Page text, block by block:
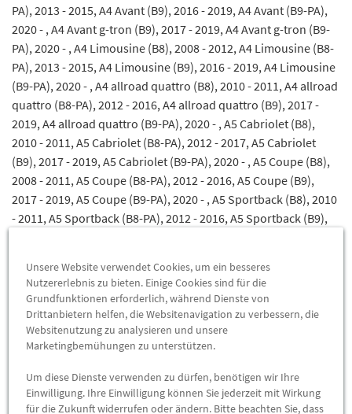
PA), 2013 - 2015, A4 Avant (B9), 2016 - 2019, A4 Avant (B9-PA),
2020 - , A4 Avant g-tron (B9), 2017 - 2019, A4 Avant g-tron (B9-
PA), 2020 - , A4 Limousine (B8), 2008 - 2012, A4 Limousine (B8-
PA), 2013 - 2015, A4 Limousine (B9), 2016 - 2019, A4 Limousine
(B9-PA), 2020 - , A4 allroad quattro (B8), 2010 - 2011, A4 allroad
quattro (B8-PA), 2012 - 2016, A4 allroad quattro (B9), 2017 -
2019, A4 allroad quattro (B9-PA), 2020 - , A5 Cabriolet (B8),
2010 - 2011, A5 Cabriolet (B8-PA), 2012 - 2017, A5 Cabriolet
(B9), 2017 - 2019, A5 Cabriolet (B9-PA), 2020 - , A5 Coupe (B8),
2008 - 2011, A5 Coupe (B8-PA), 2012 - 2016, A5 Coupe (B9),
2017 - 2019, A5 Coupe (B9-PA), 2020 - , A5 Sportback (B8), 2010
- 2011, A5 Sportback (B8-PA), 2012 - 2016, A5 Sportback (B9),
(C6-PA), 2009 - 2011, A6 Avant (C7), 2012 - 2014, A6 Avant (C7-
PA), 2015 - 2018, A6 Avant (C8), 2019 - , A6 Avant TFSI e (C8),
2020 - , A6 Limousine (C6-PA), 2009 - 2011, A6 Limousine (C7)
Hybrid, 2012 - 2014, A6 Limousine (C7), 2011 - 2014, A6
Limousine (C7-PA), 2015 - 2018, A6 Limousine (C8), 2019 - , A6
Limousine TFSI e (C8), 2020 - , A6 allroad quattro (C6-PA ), 2009
- 2011, A6 allroad quattro (C7), 2013 - 2014, A6 allroad quattro
(C7-PA), 2015 - 2018, A6 allroad quattro (C8), 2020 - , A7
Unsere Website verwendet Cookies, um ein besseres
Nutzererlebnis zu bieten. Einige Cookies sind für die
Grundfunktionen erforderlich, während Dienste von
Drittanbietern helfen, die Websitenavigation zu verbessern, die
Websitenutzung zu analysieren und unsere
Marketingbemühungen zu unterstützen.
Um diese Dienste verwenden zu dürfen, benötigen wir Ihre
Einwilligung. Ihre Einwilligung können Sie jederzeit mit Wirkung
für die Zukunft widerrufen oder ändern. Bitte beachten Sie, dass